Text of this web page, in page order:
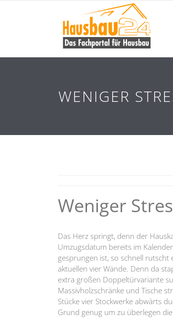
WENIGER
Weniger
Das Herz springt, denn der
Umzugsdatum bereits im
gesprungen ist, so schnell
aktuellen vier Wände. Denn da
extra großen Doppeltürvariante
Massivholzschränke und Tische
Stücke vier Stockwerke abwärts
Grund genug um zu überlegen